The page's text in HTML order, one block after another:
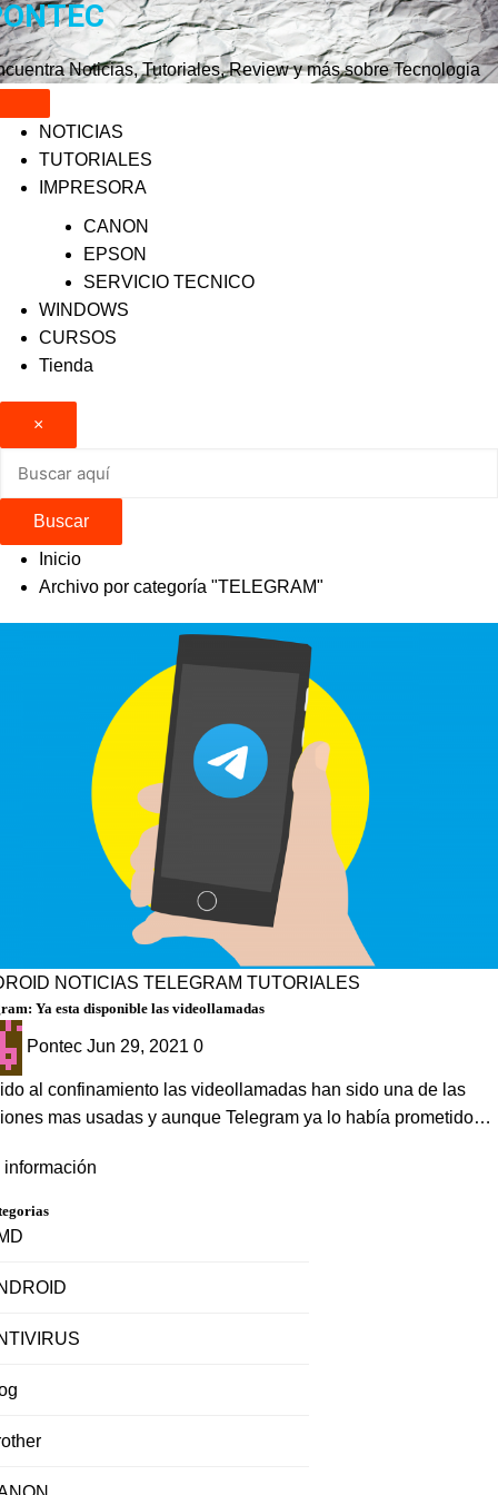
Saltar
al
contenidoNoticias, Tutoriales, Review y más sobre Tecnologia
NOTICIAS
TUTORIALES
IMPRESORA
CANON
EPSON
SERVICIO TECNICO
WINDOWS
CURSOS
Tienda
×
Buscar
Inicio
Archivo por categoría "TELEGRAM"
NOTICIAS TELEGRAM TUTORIALES
Ya esta disponible las videollamadas
Pontec Jun 29, 2021 0
al confinamiento las videollamadas han sido una de las
mas usadas y aunque Telegram ya lo había prometido…
información